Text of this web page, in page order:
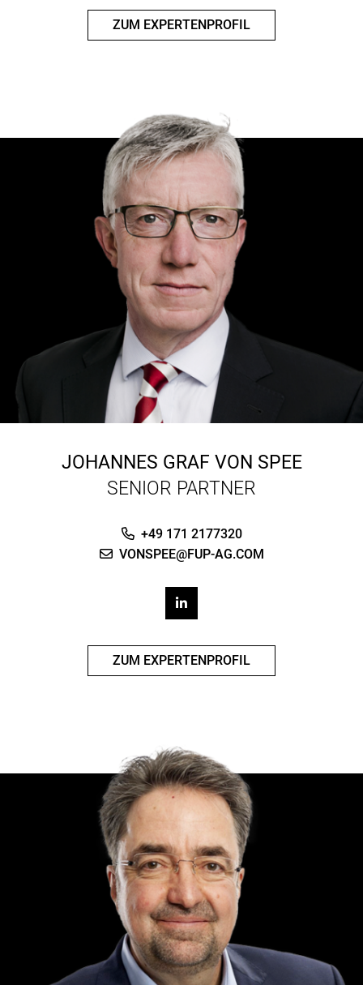
ZUM EXPERTENPROFIL
JOHANNES GRAF VON SPEE
SENIOR PARTNER
+49 171 2177320
VONSPEE@FUP-AG.COM
ZUM EXPERTENPROFIL